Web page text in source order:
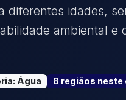
diferentes idades,
ambiental e
: Água 8 regiãos neste